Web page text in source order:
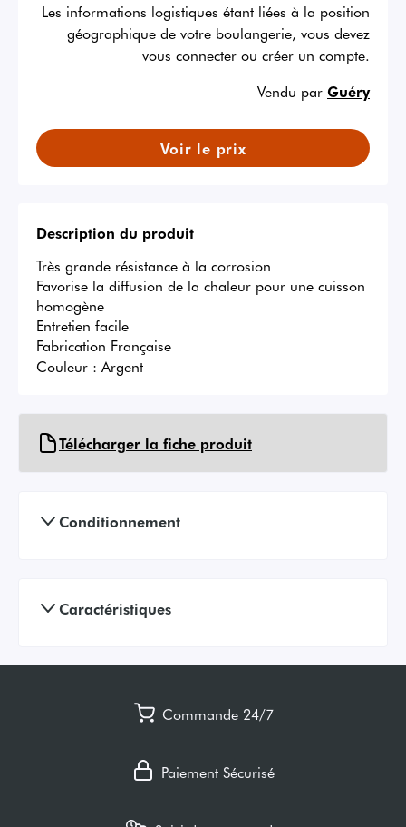
Les informations logistiques étant liées à la position
géographique de votre boulangerie, vous devez
vous connecter ou créer un compte.
Vendu par Guéry
Voir le prix
Description du produit
Très grande résistance à la corrosion
Favorise la diffusion de la chaleur pour une cuisson
homogène
Entretien facile
Fabrication Française
Couleur : Argent
Télécharger la fiche produit
Conditionnement
Caractéristiques
Commande 24/7
Paiement Sécurisé